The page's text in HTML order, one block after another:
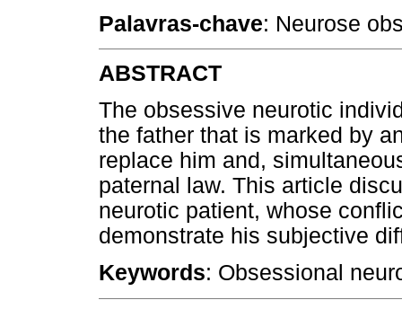
Palavras-chave: Neurose
ABSTRACT
The obsessive neurotic
the father that is marked by
replace him and,
paternal law. This article
neurotic patient, whose
demonstrate his subjective
Keywords: Obsessional